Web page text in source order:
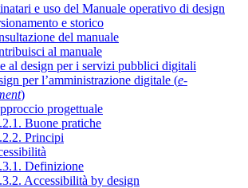
e uso del Manuale operativo di design
e storico
del manuale
al manuale
al design per i servizi pubblici digitali
per l’amministrazione digitale (e-
)
progettuale
Buone pratiche
Principi
Definizione
Accessibilità by design